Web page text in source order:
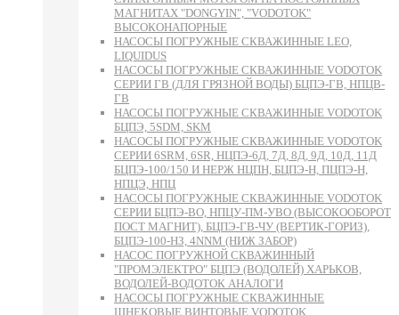
МАГНИТАХ "DONGYIN", "VODOTOK"
ВЫСОКОНАПОРНЫЕ
НАСОСЫ ПОГРУЖНЫЕ СКВАЖИННЫЕ LEO,
LIQUIDUS
НАСОСЫ ПОГРУЖНЫЕ СКВАЖИННЫЕ VODOTOK
СЕРИИ ГВ (ДЛЯ ГРЯЗНОЙ ВОДЫ) БЦПЭ-ГВ, НПЦВ-
ГВ
НАСОСЫ ПОГРУЖНЫЕ СКВАЖИННЫЕ VODOTOK
БЦПЭ, 5SDM, SKM
НАСОСЫ ПОГРУЖНЫЕ СКВАЖИННЫЕ VODOTOK
СЕРИИ 6SRM, 6SR, НЦПЭ-6Д, 7Д, 8Д, 9Д, 10Д, 11Д
БЦПЭ-100/150 И НЕРЖ НЦПН, БЦПЭ-Н, ПЦПЭ-Н,
НПЦЭ, НПЦ
НАСОСЫ ПОГРУЖНЫЕ СКВАЖИННЫЕ VODOTOK
СЕРИИ БЦПЭ-ВО, НПЦУ-ПМ-УВО (ВЫСОКООБОРОТ
ПОСТ МАГНИТ), БЦПЭ-ГВ-ЧУ (ВЕРТИК-ГОРИЗ),
БЦПЭ-100-НЗ, 4NNM (НИЖ ЗАБОР)
НАСОС ПОГРУЖНОЙ СКВАЖИННЫЙ
"ПРОМЭЛЕКТРО" БЦПЭ (ВОДОЛЕЙ) ХАРЬКОВ,
ВОДОЛЕЙ-ВОДОТОК АНАЛОГИ
НАСОСЫ ПОГРУЖНЫЕ СКВАЖИННЫЕ
ШНЕКОВЫЕ ВИНТОВЫЕ VODOTOK